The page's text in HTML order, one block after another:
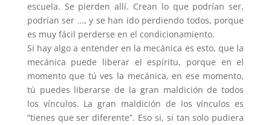
escuela. Se pierden allí. Crean lo que podrían ser,
podrían ser …, y se han ido perdiendo todos, porque
es muy fácil perderse en el condicionamiento.
Si hay algo a entender en la mecánica es esto, que la
mecánica puede liberar el espíritu, porque en el
momento que tú ves la mecánica, en ese momento,
tú puedes liberarse de la gran maldición de todos
los vínculos. La gran maldición de los vínculos es
“tienes que ser diferente”. Eso si, si tan solo pudiera